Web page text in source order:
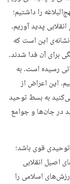
را داشتیم؛
پدید آوریم.
این است که
برای آن فدا شدند.
رسیده است. به
این اعراض از
به بسط توحید
در جان‌ها و جوامع
توحیدی قوی باشد؛
اصیل انقلابی
اسلامی را